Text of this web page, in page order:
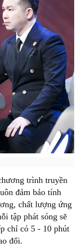
trình truyền
đảm bảo tính
chất lượng ứng
tập phát sóng sẽ
chỉ có 5 - 10 phút
đổi.